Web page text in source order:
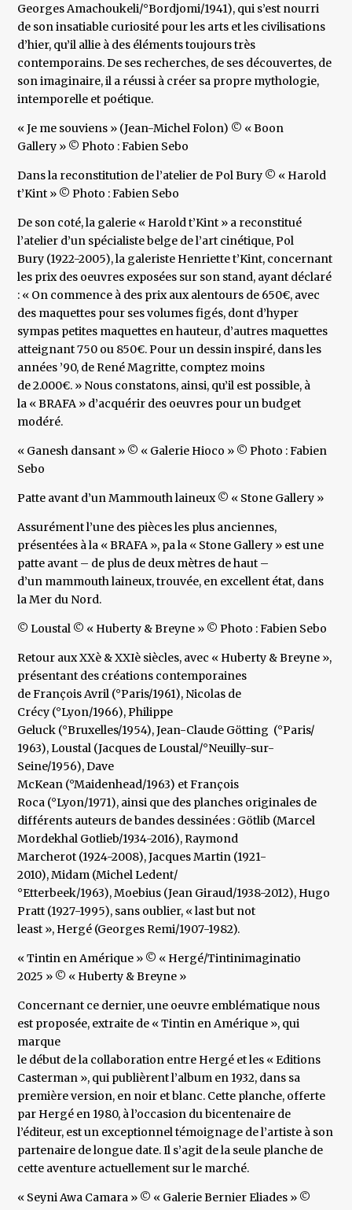
Georges Amachoukeli/°Bordjomi/1941), qui s’est nourri
de son insatiable curiosité pour les arts et les civilisations
d’hier, qu’il allie à des éléments toujours très
contemporains. De ses recherches, de ses découvertes, de
son imaginaire, il a réussi à créer sa propre mythologie,
intemporelle et poétique.
« Je me souviens » (Jean-Michel Folon) © « Boon
Gallery » © Photo : Fabien Sebo
Dans la reconstitution de l’atelier de Pol Bury © « Harold
t’Kint » © Photo : Fabien Sebo
De son coté, la galerie « Harold t’Kint » a reconstitué
l’atelier d’un spécialiste belge de l’art cinétique, Pol
Bury (1922-2005), la galeriste Henriette t’Kint, concernant
les prix des oeuvres exposées sur son stand, ayant déclaré
: « On commence à des prix aux alentours de 650€, avec
des maquettes pour ses volumes figés, dont d’hyper
sympas petites maquettes en hauteur, d’autres maquettes
atteignant 750 ou 850€. Pour un dessin inspiré, dans les
années ’90, de René Magritte, comptez moins
de 2.000€. » Nous constatons, ainsi, qu’il est possible, à
la « BRAFA » d’acquérir des oeuvres pour un budget
modéré.
« Ganesh dansant » © « Galerie Hioco » © Photo : Fabien
Sebo
Patte avant d’un Mammouth laineux © « Stone Gallery »
Assurément l’une des pièces les plus anciennes,
présentées à la « BRAFA », pa la « Stone Gallery » est une
patte avant – de plus de deux mètres de haut –
d’un mammouth laineux, trouvée, en excellent état, dans
la Mer du Nord.
© Loustal © « Huberty & Breyne » © Photo : Fabien Sebo
Retour aux XXè & XXIè siècles, avec « Huberty & Breyne »,
présentant des créations contemporaines
de François Avril (°Paris/1961), Nicolas de
Crécy (°Lyon/1966), Philippe
Geluck (°Bruxelles/1954), Jean-Claude Götting (°Paris/
1963), Loustal (Jacques de Loustal/°Neuilly-sur-
Seine/1956), Dave
McKean (°Maidenhead/1963) et François
Roca (°Lyon/1971), ainsi que des planches originales de
différents auteurs de bandes dessinées : Götlib (Marcel
Mordekhal Gotlieb/1934-2016), Raymond
Marcherot (1924-2008), Jacques Martin (1921-
2010), Midam (Michel Ledent/
°Etterbeek/1963), Moebius (Jean Giraud/1938-2012), Hugo
Pratt (1927-1995), sans oublier, « last but not
least », Hergé (Georges Remi/1907-1982).
« Tintin en Amérique » © « Hergé/Tintinimaginatio
2025 » © « Huberty & Breyne »
Concernant ce dernier, une oeuvre emblématique nous
est proposée, extraite de « Tintin en Amérique », qui
marque
le début de la collaboration entre Hergé et les « Editions
Casterman », qui publièrent l’album en 1932, dans sa
première version, en noir et blanc. Cette planche, offerte
par Hergé en 1980, à l’occasion du bicentenaire de
l’éditeur, est un exceptionnel témoignage de l’artiste à son
partenaire de longue date. Il s’agit de la seule planche de
cette aventure actuellement sur le marché.
« Seyni Awa Camara » © « Galerie Bernier Eliades » ©